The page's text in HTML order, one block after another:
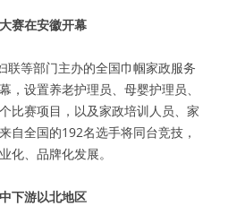
赛在安徽开幕
联等部门主办的全国巾帼家政服务
，设置养老护理员、母婴护理员、
比赛项目，以及家政培训人员、家
自全国的192名选手将同台竞技，
化、品牌化发展。
下游以北地区